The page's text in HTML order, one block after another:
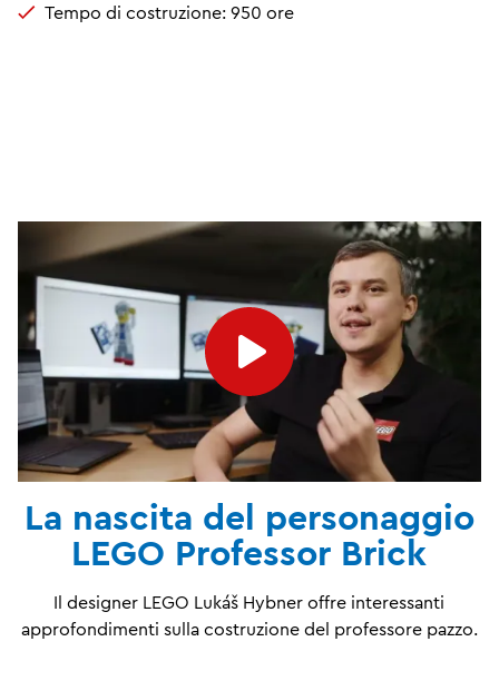
Tempo di costruzione: 950 ore
La nascita del personaggio
LEGO Professor Brick
Il designer LEGO Lukáš Hybner offre interessanti
approfondimenti sulla costruzione del professore pazzo.